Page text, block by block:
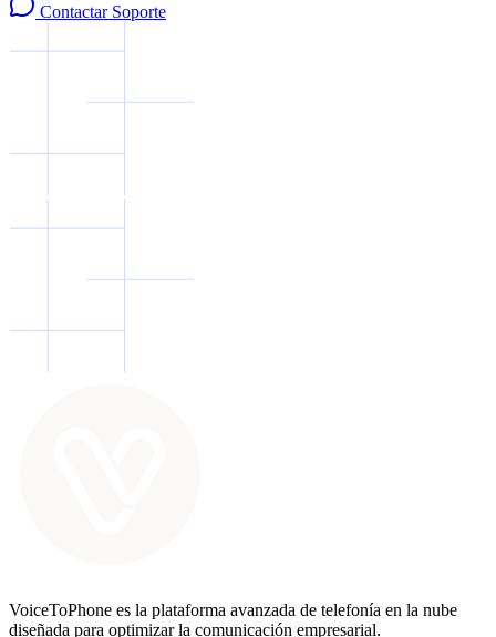
Contactar Soporte
VoiceToPhone es la plataforma avanzada de telefonía en la nube
diseñada para optimizar la comunicación empresarial.